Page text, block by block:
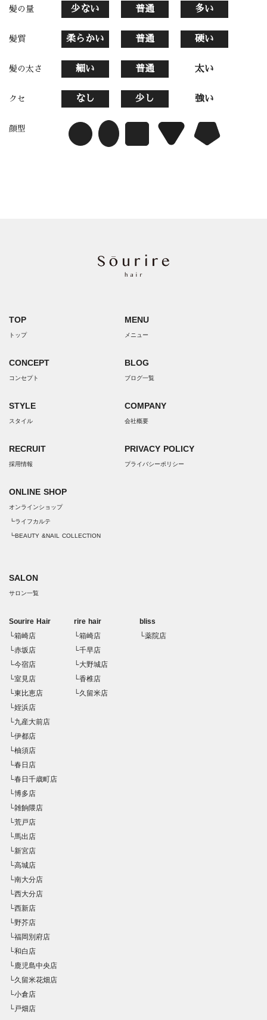
髪の量 少ない 普通 多い
髪質 柔らかい 普通 硬い
髪の太さ 細い 普通 太い
クセ なし 少し 強い
顔型
TOP
トップ
CONCEPT
コンセプト
STYLE
スタイル
RECRUIT
採用情報
ONLINE SHOP
オンラインショップ
┗ライフカルテ
┗BEAUTY &NAIL COLLECTION
MENU
メニュー
BLOG
ブログ一覧
COMPANY
会社概要
PRIVACY POLICY
プライバシーポリシー
SALON
サロン一覧
Sourire Hair
└箱崎店
└赤坂店
└今宿店
└室見店
└東比恵店
└姪浜店
└九産大前店
└伊都店
└柚須店
└春日店
└春日千歳町店
└博多店
└雑餉隈店
└荒戸店
└馬出店
└新宮店
└高城店
└南大分店
└西大分店
└西新店
└野芥店
└福岡別府店
└和白店
└鹿児島中央店
└久留米花畑店
└小倉店
└戸畑店
rire hair
└箱崎店
└千早店
└大野城店
└香椎店
└久留米店
bliss
└薬院店